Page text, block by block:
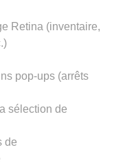
Retina (inventaire,
pop-ups (arrêts
sélection de
de